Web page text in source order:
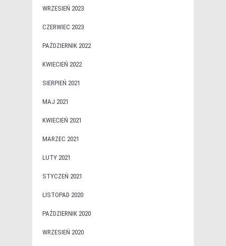
WRZESIEŃ 2023
CZERWIEC 2023
PAŹDZIERNIK 2022
KWIECIEŃ 2022
SIERPIEŃ 2021
MAJ 2021
KWIECIEŃ 2021
MARZEC 2021
LUTY 2021
STYCZEŃ 2021
LISTOPAD 2020
PAŹDZIERNIK 2020
WRZESIEŃ 2020